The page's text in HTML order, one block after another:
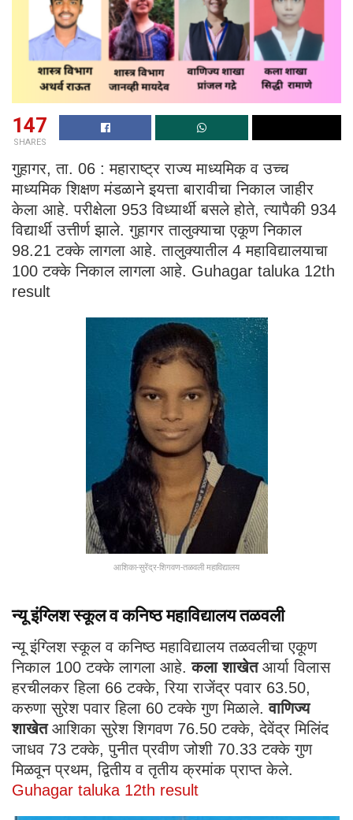
147
SHARES
गुहागर, ता. 06 : महाराष्ट्र राज्य माध्यमिक व उच्च
माध्यमिक शिक्षण मंडळाने इयत्ता बारावीचा निकाल जाहीर
केला आहे. परीक्षेला 953 विध्यार्थी बसले होते, त्यापैकी 934
विद्यार्थी उत्तीर्ण झाले. गुहागर तालुक्याचा एकूण निकाल
98.21 टक्के लागला आहे. तालुक्यातील 4 महाविद्यालयाचा
100 टक्के निकाल लागला आहे. Guhagar taluka 12th
result
आशिका-सुरेंद्र-शिगवण-तळवली महाविद्यालय
न्यू इंग्लिश स्कूल व कनिष्ठ महाविद्यालय तळवली
न्यू इंग्लिश स्कूल व कनिष्ठ महाविद्यालय तळवलीचा एकूण
निकाल 100 टक्के लागला आहे.कला शाखेतआर्या विलास
हरचीलकर हिला 66 टक्के, रिया राजेंद्र पवार 63.50,
करुणा सुरेश पवार हिला 60 टक्के गुण मिळाले.वाणिज्य
शाखेतआशिका सुरेश शिगवण 76.50 टक्के, देवेंद्र मिलिंद
जाधव 73 टक्के, पुनीत प्रवीण जोशी 70.33 टक्के गुण
मिळवून प्रथम, द्वितीय व तृतीय क्रमांक प्राप्त केले.
Guhagar taluka 12th result